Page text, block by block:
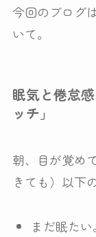
今回のブログは
いて。
眠気と倦怠
ッチ」
朝、目が覚め
きても）以下
まだ眠たい。